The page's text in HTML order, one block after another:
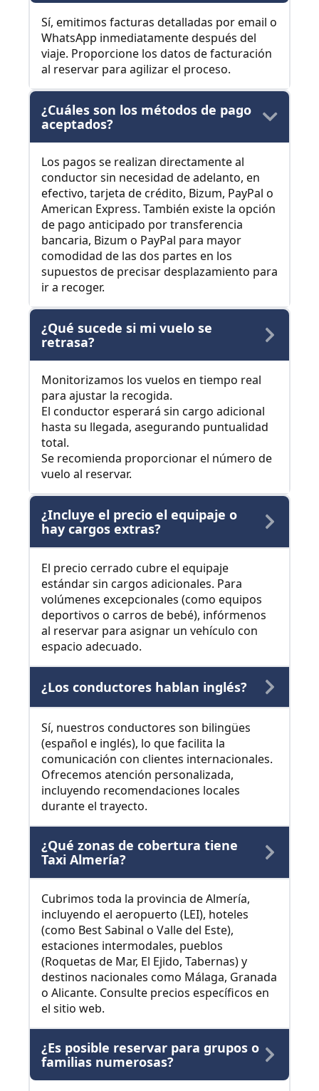
Sí, emitimos facturas detalladas por email o
WhatsApp inmediatamente después del
viaje. Proporcione los datos de facturación
al reservar para agilizar el proceso.
¿Cuáles son los métodos de pago
aceptados?
Los pagos se realizan directamente al
conductor sin necesidad de adelanto, en
efectivo, tarjeta de crédito, Bizum, PayPal o
American Express. También existe la opción
de pago anticipado por transferencia
bancaria, Bizum o PayPal para mayor
comodidad de las dos partes en los
supuestos de precisar desplazamiento para
ir a recoger.
¿Qué sucede si mi vuelo se
retrasa?
Monitorizamos los vuelos en tiempo real
para ajustar la recogida.
El conductor esperará sin cargo adicional
hasta su llegada, asegurando puntualidad
total.
Se recomienda proporcionar el número de
vuelo al reservar.
¿Incluye el precio el equipaje o
hay cargos extras?
El precio cerrado cubre el equipaje
estándar sin cargos adicionales. Para
volúmenes excepcionales (como equipos
deportivos o carros de bebé), infórmenos
al reservar para asignar un vehículo con
espacio adecuado.
¿Los conductores hablan inglés?
Sí, nuestros conductores son bilingües
(español e inglés), lo que facilita la
comunicación con clientes internacionales.
Ofrecemos atención personalizada,
incluyendo recomendaciones locales
durante el trayecto.
¿Qué zonas de cobertura tiene
Taxi Almería?
Cubrimos toda la provincia de Almería,
incluyendo el aeropuerto (LEI), hoteles
(como Best Sabinal o Valle del Este),
estaciones intermodales, pueblos
(Roquetas de Mar, El Ejido, Tabernas) y
destinos nacionales como Málaga, Granada
o Alicante. Consulte precios específicos en
el sitio web.
¿Es posible reservar para grupos o
familias numerosas?